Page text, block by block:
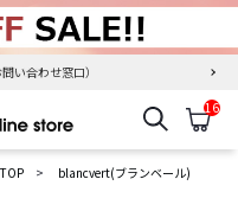
い合わせ窓口）
woollen online store
検索 カ
16
blancvert(ブランベール)